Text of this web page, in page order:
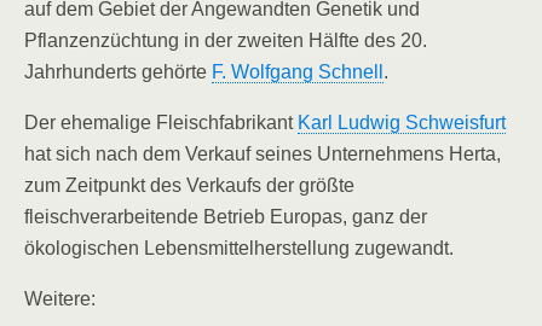
auf dem Gebiet der Angewandten Genetik und
Pflanzenzüchtung in der zweiten Hälfte des 20.
Jahrhunderts gehörte F. Wolfgang Schnell .
Der ehemalige Fleischfabrikant Karl Ludwig Schweisfurt
hat sich nach dem Verkauf seines Unternehmens Herta,
zum Zeitpunkt des Verkaufs der größte
fleischverarbeitende Betrieb Europas, ganz der
ökologischen Lebensmittelherstellung zugewandt.
Weitere: